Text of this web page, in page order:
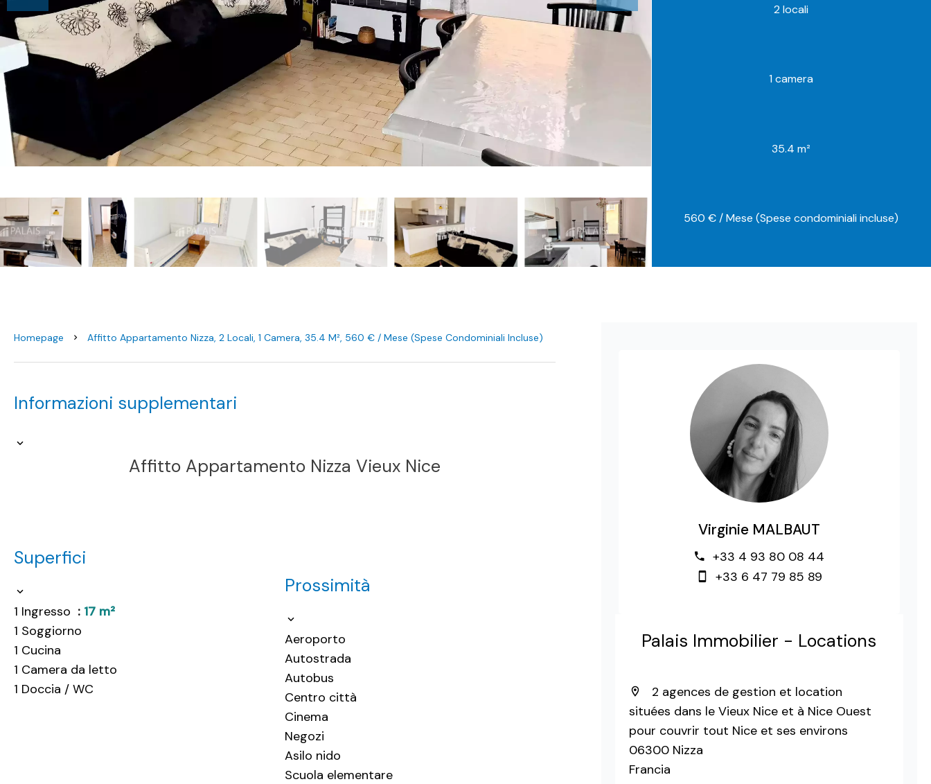
2 locali
1 camera
35.4 m²
560 € / Mese (Spese condominiali incluse)
Homepage Affitto Appartamento Nizza, 2 Locali, 1 Camera, 35.4 M², 560 € / Mese (Spese Condominiali Incluse)
Informazioni supplementari
Affitto Appartamento Nizza Vieux Nice
Superfici
1 Ingresso
17 m²
1 Soggiorno
1 Cucina
1 Camera da letto
1 Doccia / WC
Prossimità
Aeroporto
Autostrada
Autobus
Centro città
Cinema
Negozi
Asilo nido
Scuola elementare
Virginie MALBAUT
+33 4 93 80 08 44
+33 6 47 79 85 89
Palais Immobilier - Locations
2 agences de gestion et location
situées dans le Vieux Nice et à Nice Ouest
pour couvrir tout Nice et ses environs
06300 Nizza
Francia